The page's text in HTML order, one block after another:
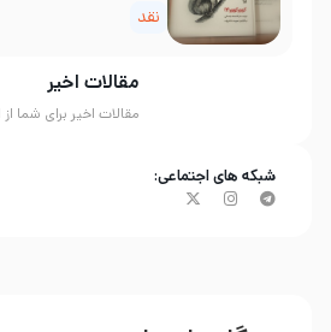
مقالات اخیر
مقالات اخیر برای
نقد
شبکه های اجتماعی: